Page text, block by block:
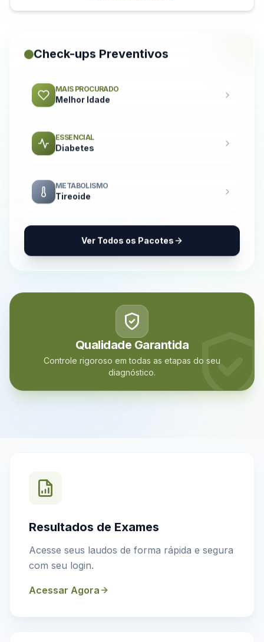
Check-ups Preventivos
MAIS PROCURADO
Melhor Idade
ESSENCIAL
Diabetes
METABOLISMO
Tireoide
Ver Todos os Pacotes
Qualidade Garantida
Controle rigoroso em todas as etapas do seu
diagnóstico.
Resultados de Exames
Acesse seus laudos de forma rápida e segura
com seu login.
Acessar Agora